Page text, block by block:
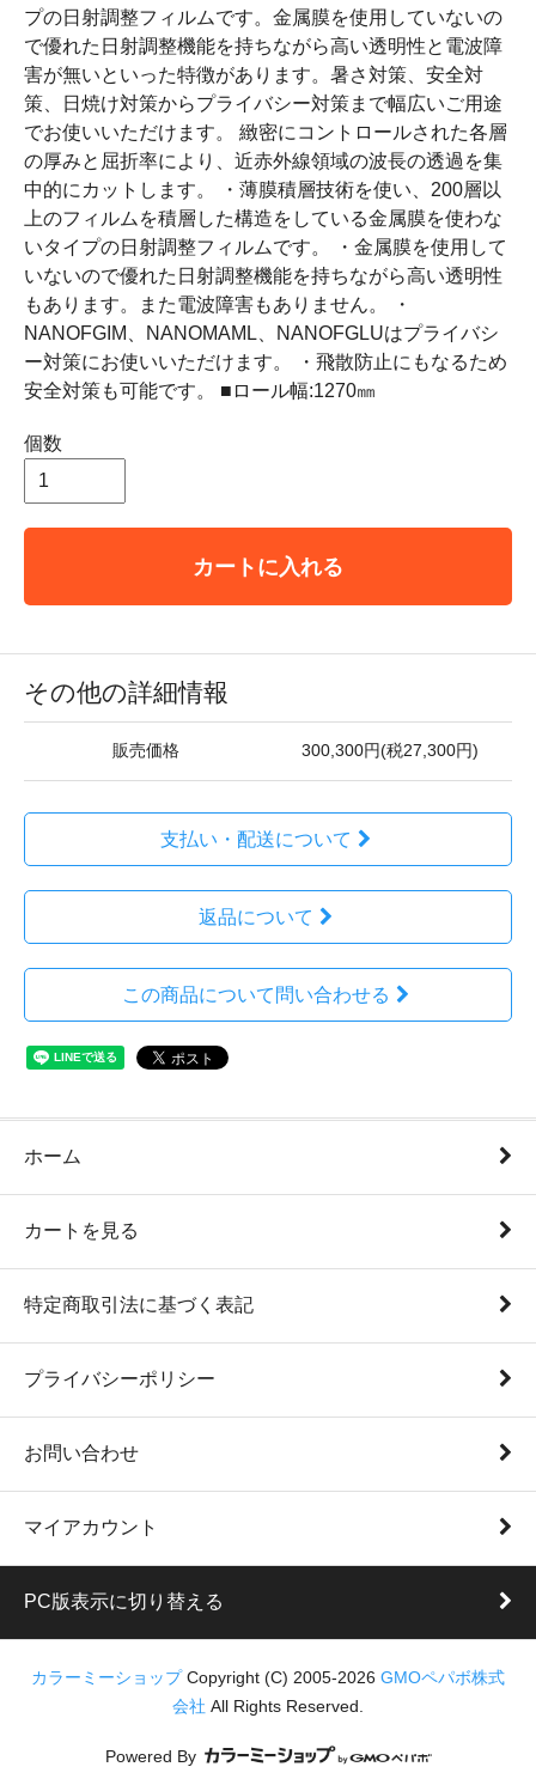
プの日射調整フィルムです。金属膜を使用していないの
で優れた日射調整機能を持ちながら高い透明性と電波障
害が無いといった特徴があります。暑さ対策、安全対
策、日焼け対策からプライバシー対策まで幅広いご用途
でお使いいただけます。 緻密にコントロールされた各層
の厚みと屈折率により、近赤外線領域の波長の透過を集
中的にカットします。 ・薄膜積層技術を使い、200層以
上のフィルムを積層した構造をしている金属膜を使わな
いタイプの日射調整フィルムです。 ・金属膜を使用して
いないので優れた日射調整機能を持ちながら高い透明性
もあります。また電波障害もありません。 ・
NANOFGIM、NANOMAML、NANOFGLUはプライバシ
ー対策にお使いいただけます。 ・飛散防止にもなるため
安全対策も可能です。 ■ロール幅:1270㎜
個数
カートに入れる
その他の詳細情報
販売価格 300,300円(税27,300円)
支払い・配送について
返品について
この商品について問い合わせる
ホーム
カートを見る
特定商取引法に基づく表記
プライバシーポリシー
お問い合わせ
マイアカウント
PC版表示に切り替える
カラーミーショップ Copyright (C) 2005-2026 GMOペパボ株式
会社 All Rights Reserved.
Powered By